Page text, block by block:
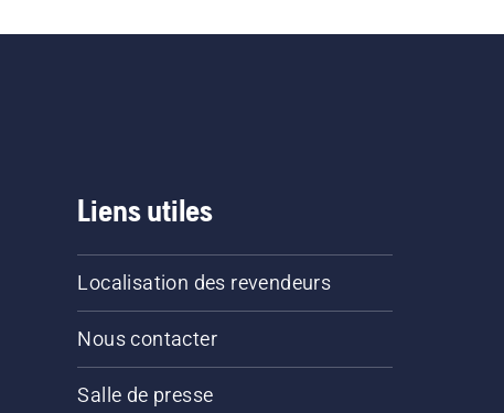
Liens utiles
Localisation des revendeurs
Nous contacter
Salle de presse